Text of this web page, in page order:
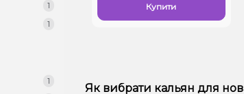
1
1
1
Купити
Як вибрати кальян для